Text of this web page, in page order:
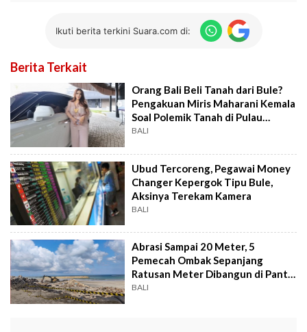
Ikuti berita terkini Suara.com di:
Berita Terkait
Orang Bali Beli Tanah dari Bule?
Pengakuan Miris Maharani Kemala
Soal Polemik Tanah di Pulau
Dewata
BALI
Ubud Tercoreng, Pegawai Money
Changer Kepergok Tipu Bule,
Aksinya Terekam Kamera
BALI
Abrasi Sampai 20 Meter, 5
Pemecah Ombak Sepanjang
Ratusan Meter Dibangun di Pantai
Kuta
BALI